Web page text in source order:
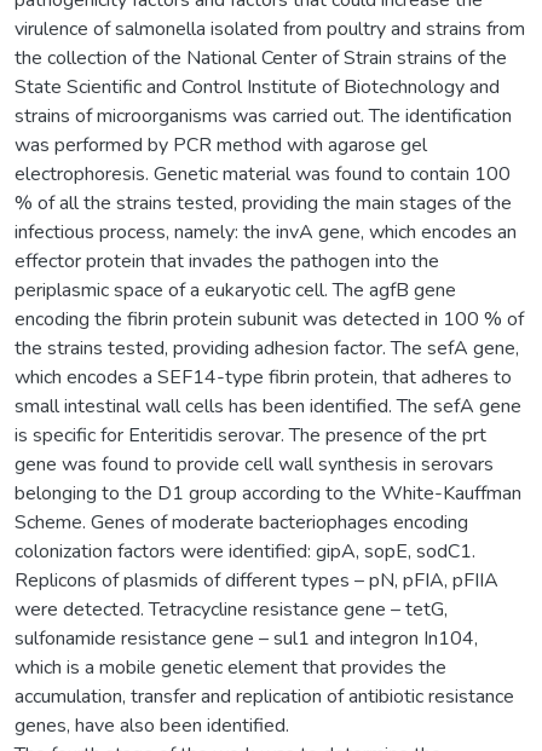
virulence of salmonella isolated from poultry and strains from
the collection of the National Center of Strain strains of the
State Scientific and Control Institute of Biotechnology and
strains of microorganisms was carried out. The identification
was performed by PCR method with agarose gel
electrophoresis. Genetic material was found to contain 100
% of all the strains tested, providing the main stages of the
infectious process, namely: the invA gene, which encodes an
effector protein that invades the pathogen into the
periplasmic space of a eukaryotic cell. The agfB gene
encoding the fibrin protein subunit was detected in 100 % of
the strains tested, providing adhesion factor. The sefA gene,
which encodes a SEF14-type fibrin protein, that adheres to
small intestinal wall cells has been identified. The sefA gene
is specific for Enteritidis serovar. The presence of the prt
gene was found to provide cell wall synthesis in serovars
belonging to the D1 group according to the White-Kauffman
Scheme. Genes of moderate bacteriophages encoding
colonization factors were identified: gipA, sopE, sodC1.
Replicons of plasmids of different types – pN, pFIA, pFIIA
were detected. Tetracycline resistance gene – tetG,
sulfonamide resistance gene – sul1 and integron In104,
which is a mobile genetic element that provides the
accumulation, transfer and replication of antibiotic resistance
genes, have also been identified.